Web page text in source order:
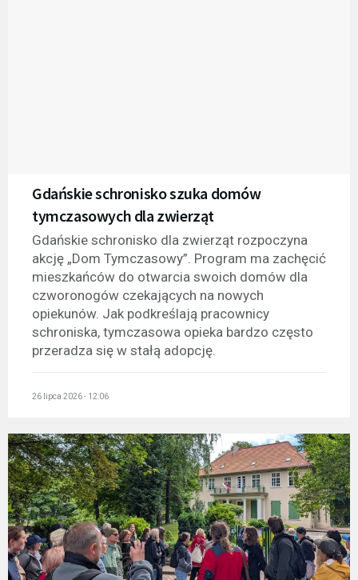
Gdańskie schronisko szuka domów
tymczasowych dla zwierząt
Gdańskie schronisko dla zwierząt rozpoczyna
akcję „Dom Tymczasowy”. Program ma zachęcić
mieszkańców do otwarcia swoich domów dla
czworonogów czekających na nowych
opiekunów. Jak podkreślają pracownicy
schroniska, tymczasowa opieka bardzo często
przeradza się w stałą adopcję.
26 lipca 2026 - 12:06